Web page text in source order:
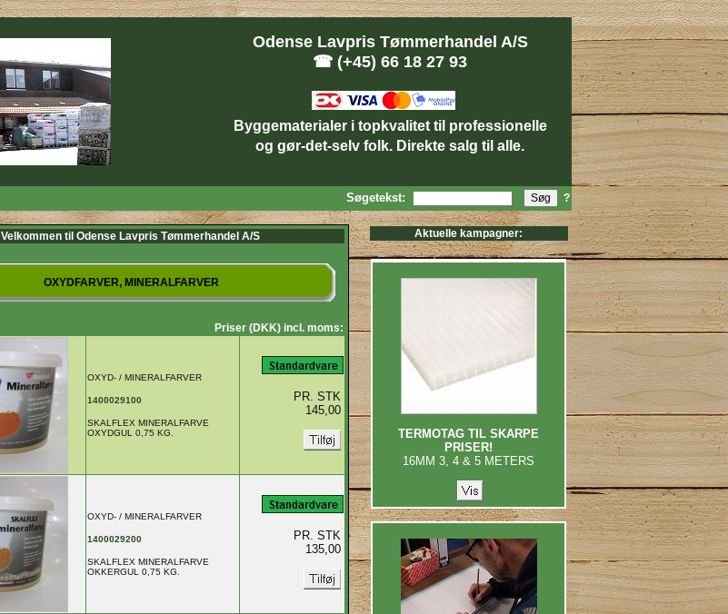
Odense Lavpris Tømmerhandel A/S
☎ (+45) 66 18 27 93
Byggematerialer i topkvalitet til professionelle
og gør-det-selv folk. Direkte salg til alle.
Søgetekst: ?
Velkommen til Odense Lavpris Tømmerhandel A/S
OXYDFARVER, MINERALFARVER
Priser (DKK) incl. moms:
OXYD- / MINERALFARVER
1400029100
SKALFLEX MINERALFARVE
OXYDGUL 0,75 KG.
PR. STK
145,00
OXYD- / MINERALFARVER
1400029200
SKALFLEX MINERALFARVE
OKKERGUL 0,75 KG.
PR. STK
135,00
Aktuelle kampagner:
TERMOTAG TIL SKARPE
PRISER!
16MM 3, 4 & 5 METERS